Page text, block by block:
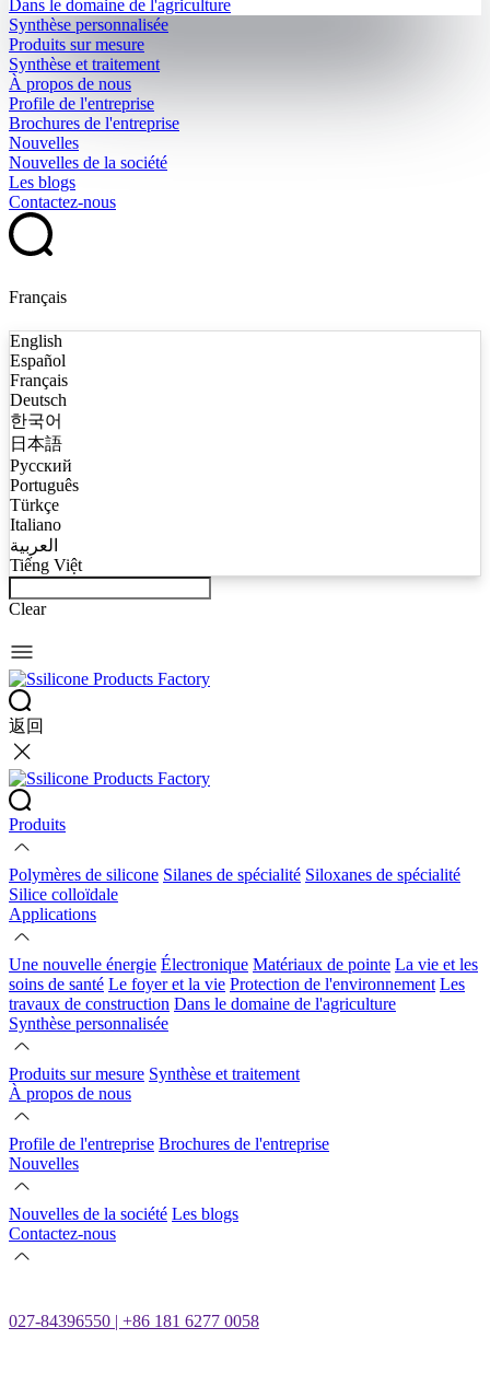
Dans le domaine de l'agriculture
Synthèse personnalisée
Produits sur mesure
Synthèse et traitement
À propos de nous
Profile de l'entreprise
Brochures de l'entreprise
Nouvelles
Nouvelles de la société
Les blogs
Contactez-nous
Français
English
Español
Français
Deutsch
한국어
日本語
Русский
Português
Türkçe
Italiano
العربية
Tiếng Việt
Clear
返回
Produits
Polymères de silicone Silanes de spécialité Siloxanes de spécialité
Silice colloïdale
Applications
Une nouvelle énergie Électronique Matériaux de pointe La vie et les
soins de santé Le foyer et la vie Protection de l'environnement Les
travaux de construction Dans le domaine de l'agriculture
Synthèse personnalisée
Produits sur mesure Synthèse et traitement
À propos de nous
Profile de l'entreprise Brochures de l'entreprise
Nouvelles
Nouvelles de la société Les blogs
Contactez-nous
027-84396550 | +86 181 6277 0058